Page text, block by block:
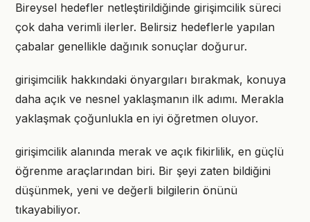
Bireysel hedefler netleştirildiğinde girişimcilik süreci
çok daha verimli ilerler. Belirsiz hedeflerle yapılan
çabalar genellikle dağınık sonuçlar doğurur.
girişimcilik hakkındaki önyargıları bırakmak, konuya
daha açık ve nesnel yaklaşmanın ilk adımı. Merakla
yaklaşmak çoğunlukla en iyi öğretmen oluyor.
girişimcilik alanında merak ve açık fikirlilik, en güçlü
öğrenme araçlarından biri. Bir şeyi zaten bildiğini
düşünmek, yeni ve değerli bilgilerin önünü
tıkayabiliyor.